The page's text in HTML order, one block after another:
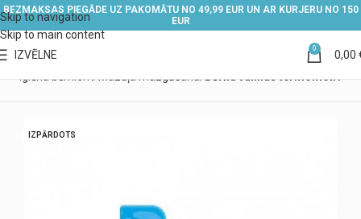
Skip to navigation
Skip to main content
BEZMAKSAS PIEGĀDE UZ PAKOMĀTU NO 49,99 EUR UN AR KURJERU NO 150
EUR
IZVĒLNE 0 0,00
IZPĀRDOTS